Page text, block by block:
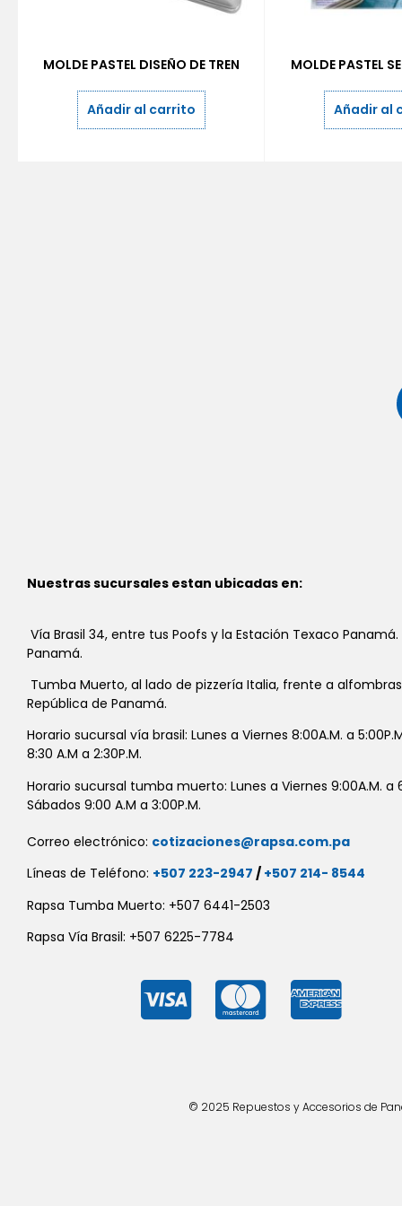
MOLDE PASTEL DISEÑO DE TREN
Añadir al carrito
MOLDE PASTEL
Añadir al
Nuestras sucursales estan ubicadas en:
Vía Brasil 34, entre tus Poofs y la Estación Texaco
Panamá.
Tumba Muerto, al lado de pizzería Italia, frente a
República de Panamá.
Horario sucursal vía brasil: Lunes a Viernes 8:00A.M. a
8:30 A.M a 2:30P.M.
Horario sucursal tumba muerto: Lunes a Viernes 9:00A.M. a
Sábados 9:00 A.M a 3:00P.M.
Correo electrónico: cotizaciones@rapsa.com.pa
Líneas de Teléfono: +507 223-2947 / +507 214- 8544
Rapsa Tumba Muerto: +507 6441-2503
Rapsa Vía Brasil: +507 6225-7784
© 2025 Repuestos y Accesorios de